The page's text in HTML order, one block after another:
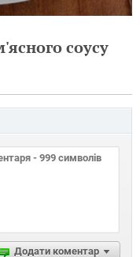
соусу
Додати коментар